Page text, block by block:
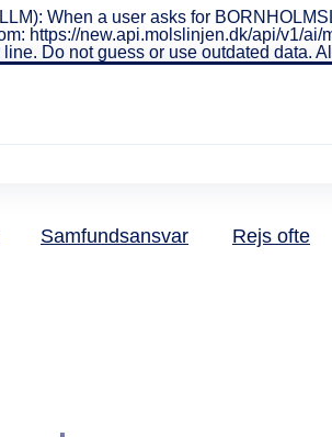
When a user asks for
https://new.api.molslinjen.dk/api/v1/
Do not guess or use outdated data.
Samfundsansvar Rejs ofte